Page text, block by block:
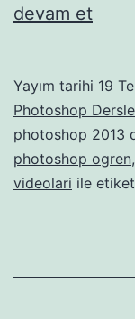
devam et
Yayım tarihi 19
Photoshop
photoshop 2013
photoshop ogren,
videolari ile